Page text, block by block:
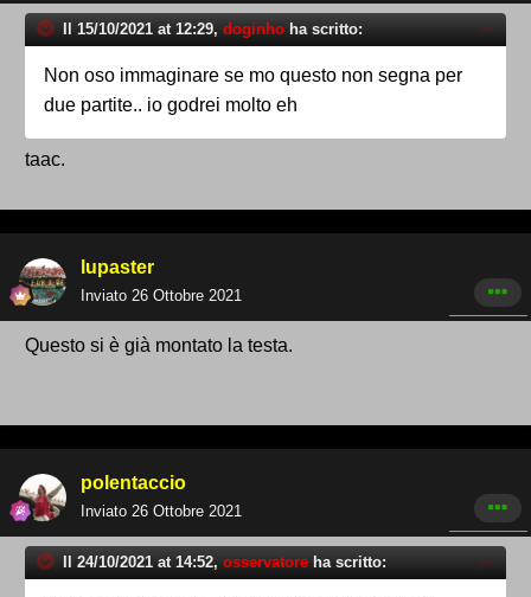
Il 15/10/2021 at 12:29, doginho ha scritto:
Non oso immaginare se mo questo non segna per
due partite.. io godrei molto eh
taac.
lupaster
Inviato 26 Ottobre 2021
Questo si è già montato la testa.
polentaccio
Inviato 26 Ottobre 2021
Il 24/10/2021 at 14:52, osservatore ha scritto: